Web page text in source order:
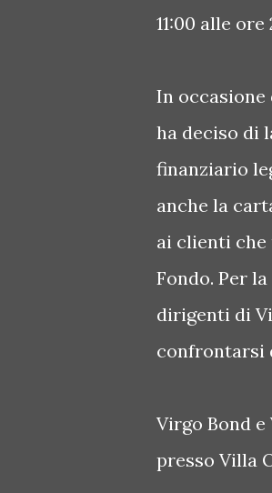
11:00 alle ore
In occasione
ha deciso di
finanziario
anche la
ai clienti
Fondo. Per
dirigenti di
confrontarsi
Virgo Bond
presso Villa